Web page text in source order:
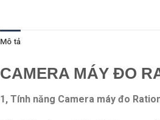
Mô tả
CAMERA MÁY ĐO
1, Tính năng Camera máy đo